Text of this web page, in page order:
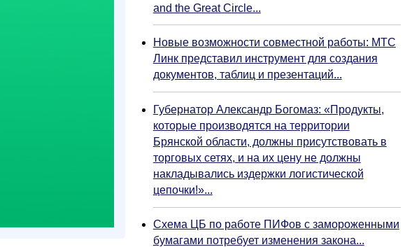
and the Great Circle...
Новые возможности совместной работы: МТС
Линк представил инструмент для создания
документов, таблиц и презентаций...
Губернатор Александр Богомаз: «Продукты,
которые производятся на территории
Брянской области, должны присутствовать в
торговых сетях, и на их цену не должны
накладывались издержки логистической
цепочки!»...
Схема ЦБ по работе ПИФов с замороженными
бумагами потребует изменения закона...